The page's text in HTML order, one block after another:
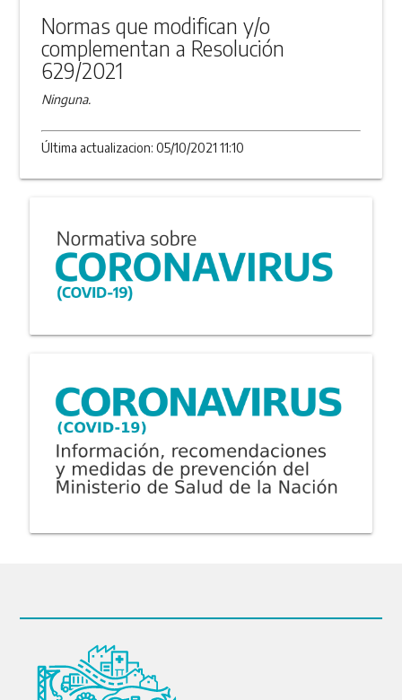
Normas que modifican y/o
complementan a Resolución
629/2021
Ninguna.
Última actualizacion: 05/10/2021 11:10